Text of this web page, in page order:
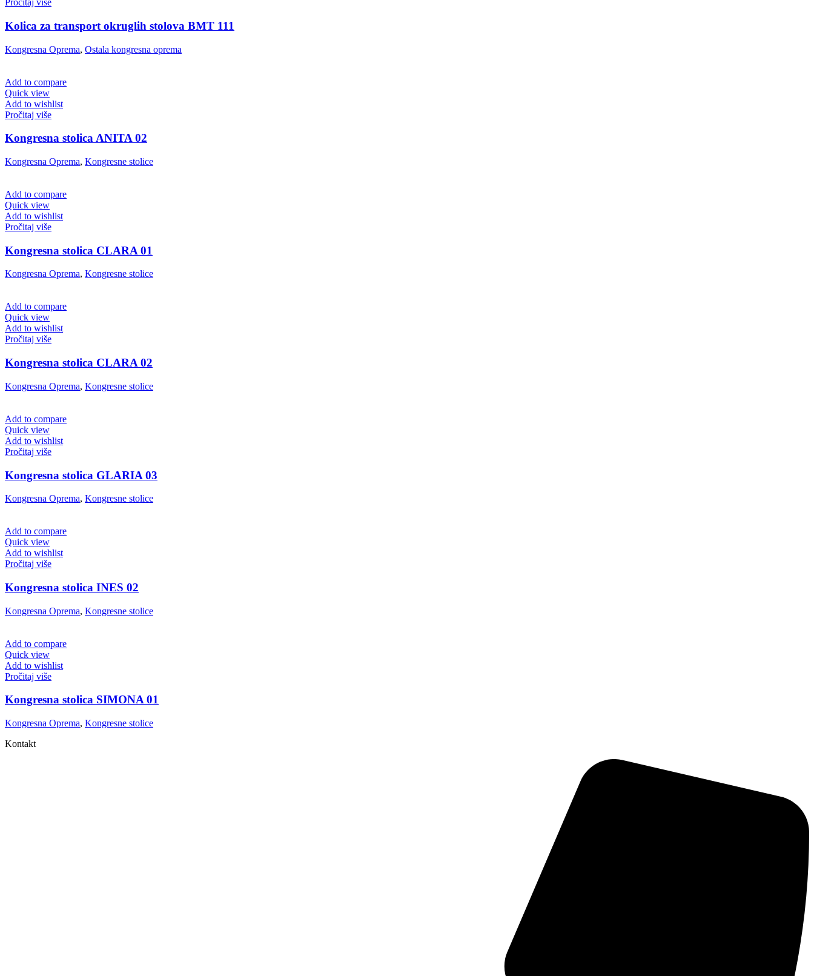
Pročitaj više
Kolica za transport okruglih stolova BMT 111
Kongresna Oprema, Ostala kongresna oprema
Add to compare
Quick view
Add to wishlist
Pročitaj više
Kongresna stolica ANITA 02
Kongresna Oprema, Kongresne stolice
Add to compare
Quick view
Add to wishlist
Pročitaj više
Kongresna stolica CLARA 01
Kongresna Oprema, Kongresne stolice
Add to compare
Quick view
Add to wishlist
Pročitaj više
Kongresna stolica CLARA 02
Kongresna Oprema, Kongresne stolice
Add to compare
Quick view
Add to wishlist
Pročitaj više
Kongresna stolica GLARIA 03
Kongresna Oprema, Kongresne stolice
Add to compare
Quick view
Add to wishlist
Pročitaj više
Kongresna stolica INES 02
Kongresna Oprema, Kongresne stolice
Add to compare
Quick view
Add to wishlist
Pročitaj više
Kongresna stolica SIMONA 01
Kongresna Oprema, Kongresne stolice
Kontakt